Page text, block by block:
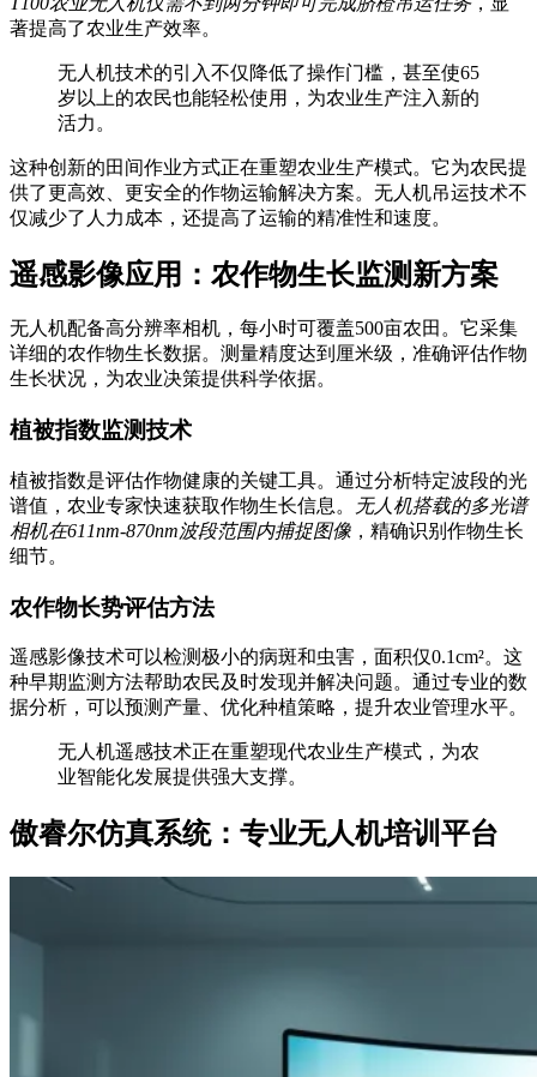
著提高了农业生产效率。
无人机技术的引入不仅降低了操作门槛，甚至使65
岁以上的农民也能轻松使用，为农业生产注入新的
活力。
这种创新的田间作业方式正在重塑农业生产模式。它为农民提
供了更高效、更安全的作物运输解决方案。无人机吊运技术不
仅减少了人力成本，还提高了运输的精准性和速度。
遥感影像应用：农作物生长监测新方案
无人机配备高分辨率相机，每小时可覆盖500亩农田。它采集
详细的农作物生长数据。测量精度达到厘米级，准确评估作物
生长状况，为农业决策提供科学依据。
植被指数监测技术
植被指数是评估作物健康的关键工具。通过分析特定波段的光
谱值，农业专家快速获取作物生长信息。
无人机搭载的多光谱
相机在611nm-870nm波段范围内捕捉图像 ，精确识别作物生长
细节。
农作物长势评估方法
遥感影像技术可以检测极小的病斑和虫害，面积仅0.1cm²。这
种早期监测方法帮助农民及时发现并解决问题。通过专业的数
据分析，可以预测产量、优化种植策略，提升农业管理水平。
无人机遥感技术正在重塑现代农业生产模式，为农
业智能化发展提供强大支撑。
傲睿尔仿真系统：专业无人机培训平台